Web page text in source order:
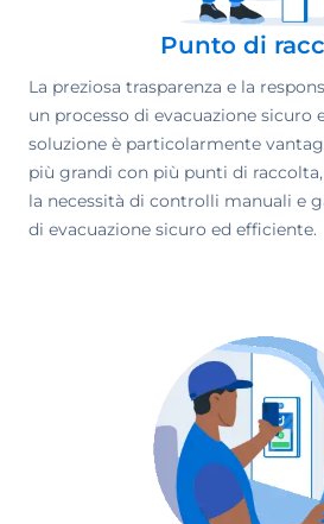
Punto di
La preziosa trasparenza e la
un processo di evacuazione sicuro
soluzione è particolarmente
più grandi con più punti di
la necessità di controlli manuali e
di evacuazione sicuro ed efficiente.